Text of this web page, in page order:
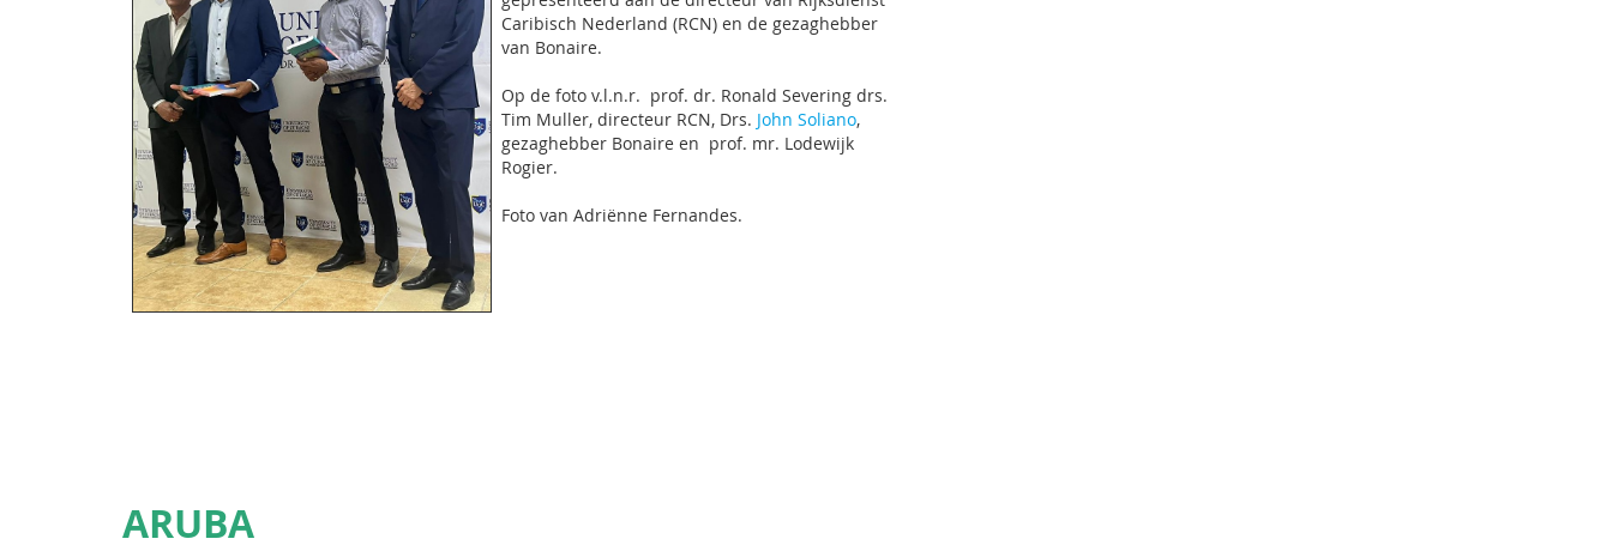
Caribisch Nederland (RCN) en de gezaghebber
van Bonaire.
Op de foto v.l.n.r. prof. dr. Ronald Severing drs.
Tim Muller, directeur RCN, Drs. John Soliano,
gezaghebber Bonaire en prof. mr. Lodewijk
Rogier.
Foto van Adriënne Fernandes.
ARUBA